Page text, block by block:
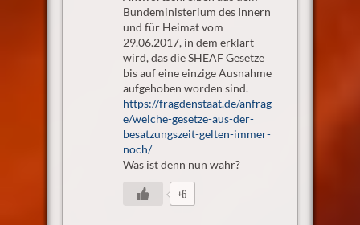
Bundeministerium des Innern
und für Heimat vom
29.06.2017, in dem erklärt
wird, das die SHEAF Gesetze
bis auf eine einzige Ausnahme
aufgehoben worden sind.
https://fragdenstaat.de/anfrag
e/welche-gesetze-aus-der-
besatzungszeit-gelten-immer-
noch/
Was ist denn nun wahr?
+6